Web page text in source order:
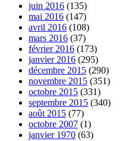
juin 2016 (135)
mai 2016 (147)
avril 2016 (108)
mars 2016 (37)
février 2016 (173)
janvier 2016 (295)
décembre 2015 (290)
novembre 2015 (351)
octobre 2015 (331)
septembre 2015 (340)
août 2015 (77)
octobre 2007 (1)
janvier 1970 (63)